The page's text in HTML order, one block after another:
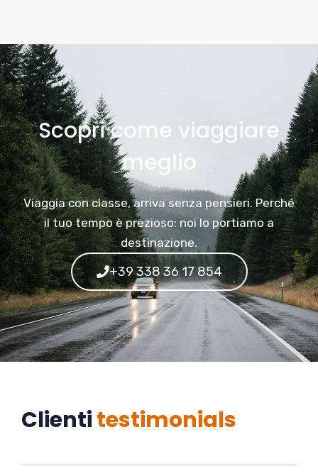
Scopri come viaggiare
meglio
Viaggia con classe, arriva senza pensieri. Perché
il tuo tempo è prezioso: noi lo portiamo a
destinazione.
+39 338 36 17 854
Clientitestimonials